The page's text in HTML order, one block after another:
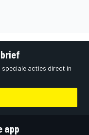
acties direct in
app